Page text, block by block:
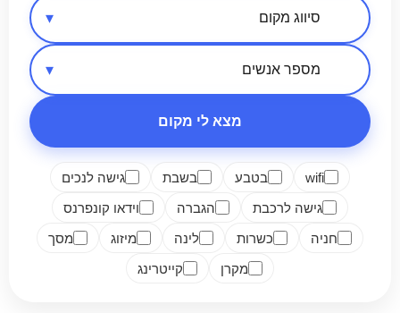
אזור בארץ
סיווג מקום
מספר אנשים
מצא לי מקום
wifi בטבע בשבת
גישה לנכים
גישה לרכבת
הגברה
וידאו קונפרנס
חניה
כשרות לינה מיזוג
מסך
מקרן
קייטרינג